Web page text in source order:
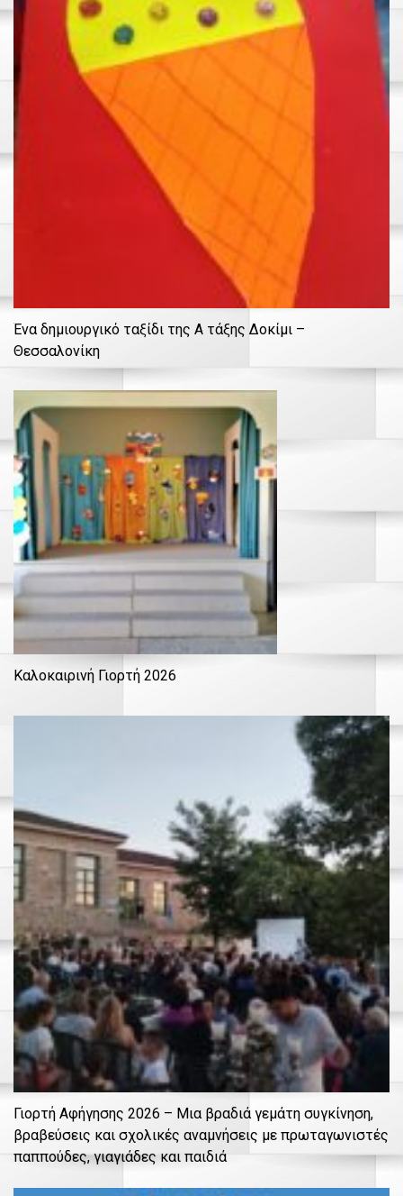
Ένα δημιουργικό ταξίδι της Α τάξης Δοκίμι –
Θεσσαλονίκη
Καλοκαιρινή Γιορτή 2026
Γιορτή Αφήγησης 2026 – Μια βραδιά γεμάτη συγκίνηση,
βραβεύσεις και σχολικές αναμνήσεις με πρωταγωνιστές
παππούδες, γιαγιάδες και παιδιά